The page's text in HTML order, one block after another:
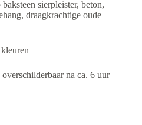
sierpleister, beton,
draagkrachtige oude
na ca. 6 uur